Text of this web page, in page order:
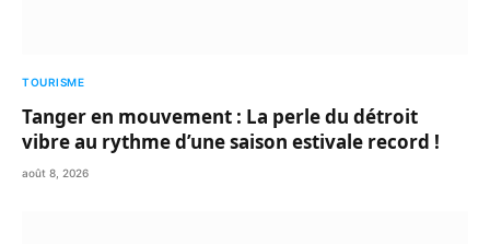
TOURISME
Tanger en mouvement : La perle du détroit
vibre au rythme d’une saison estivale record !
août 8, 2026